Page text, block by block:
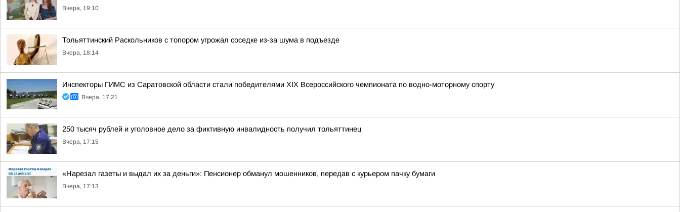
Вчера, 19:10
Тольяттинский Раскольников с топором угрожал соседке из-за шума в подъезде
Вчера, 18:14
Инспекторы ГИМС из Саратовской области стали победителями XIX Всероссийского чемпионата по водно-моторному спорту
Вчера, 17:21
250 тысяч рублей и уголовное дело за фиктивную инвалидность получил тольяттинец
Вчера, 17:15
«Нарезал газеты и выдал их за деньги»: Пенсионер обманул мошенников, передав с курьером пачку бумаги
Вчера, 17:13